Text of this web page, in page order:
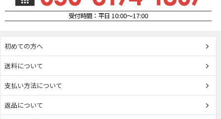
受付時間：平日 10:00～17:00
初めての方へ
送料について
支払い方法について
返品について